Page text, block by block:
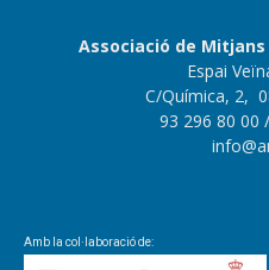
Associació de
Espai
C/Química, 2,
93 296 80 00
Amb la col·laboració de: